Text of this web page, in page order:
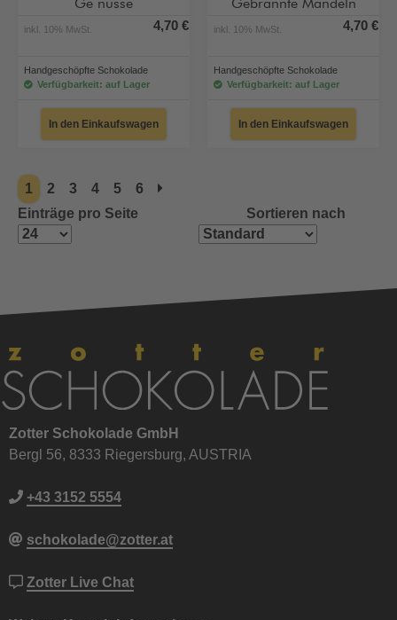
Ge nüsse
inkl. 10% MwSt. 4,70 €
Handgeschöpfte Schokolade
Verfügbarkeit: auf Lager
In den Einkaufswagen
Gebrannte Mandeln
inkl. 10% MwSt. 4,70 €
Handgeschöpfte Schokolade
Verfügbarkeit: auf Lager
In den Einkaufswagen
1 2 3 4 5
6
Einträge pro Seite
Sortieren nach
Zotter Schokolade GmbH
Bergl 56, 8333 Riegersburg, AUSTRIA
+43 3152 5554
schokolade@zotter.at
Zotter Live Chat